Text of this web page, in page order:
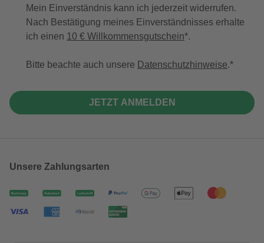
Mein Einverständnis kann ich jederzeit widerrufen.
Nach Bestätigung meines Einverständnisses erhalte
ich einen 10 € Willkommensgutschein*.
Bitte beachte auch unsere Datenschutzhinweise.
JETZT ANMELDEN
Unsere Zahlungsarten